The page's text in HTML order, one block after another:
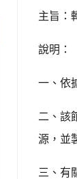
主旨：
說明：
一、依
二、該
源，並
三、有